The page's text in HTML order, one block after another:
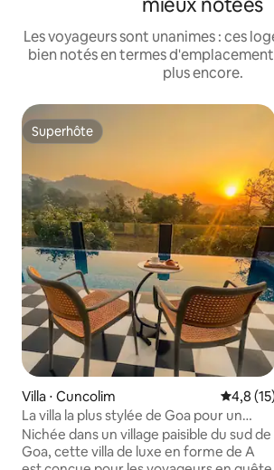
Les voyageurs sont unanimes : ces
bien notés en termes
plus encore.
Superhôte
Superhôte
Villa ⋅ Cuncolim
4,8
La villa la plus stylée de Goa pour un
couple I Piscine I Barbecue
Nichée dans un village paisible du sud de
Goa, cette villa de luxe en forme de A